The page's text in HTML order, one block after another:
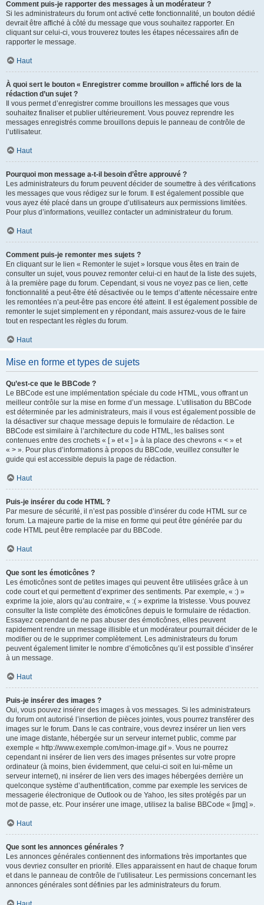
Comment puis-je rapporter des messages à un modérateur ?
Si les administrateurs du forum ont activé cette fonctionnalité, un bouton dédié
devrait être affiché à côté du message que vous souhaitez rapporter. En
cliquant sur celui-ci, vous trouverez toutes les étapes nécessaires afin de
rapporter le message.
Haut
À quoi sert le bouton « Enregistrer comme brouillon » affiché lors de la
rédaction d’un sujet ?
Il vous permet d’enregistrer comme brouillons les messages que vous
souhaitez finaliser et publier ultérieurement. Vous pouvez reprendre les
messages enregistrés comme brouillons depuis le panneau de contrôle de
l’utilisateur.
Haut
Pourquoi mon message a-t-il besoin d’être approuvé ?
Les administrateurs du forum peuvent décider de soumettre à des vérifications
les messages que vous rédigez sur le forum. Il est également possible que
vous ayez été placé dans un groupe d’utilisateurs aux permissions limitées.
Pour plus d’informations, veuillez contacter un administrateur du forum.
Haut
Comment puis-je remonter mes sujets ?
En cliquant sur le lien « Remonter le sujet » lorsque vous êtes en train de
consulter un sujet, vous pouvez remonter celui-ci en haut de la liste des sujets,
à la première page du forum. Cependant, si vous ne voyez pas ce lien, cette
fonctionnalité a peut-être été désactivée ou le temps d’attente nécessaire entre
les remontées n’a peut-être pas encore été atteint. Il est également possible de
remonter le sujet simplement en y répondant, mais assurez-vous de le faire
tout en respectant les règles du forum.
Haut
Mise en forme et types de sujets
Qu’est-ce que le BBCode ?
Le BBCode est une implémentation spéciale du code HTML, vous offrant un
meilleur contrôle sur la mise en forme d’un message. L’utilisation du BBCode
est déterminée par les administrateurs, mais il vous est également possible de
la désactiver sur chaque message depuis le formulaire de rédaction. Le
BBCode est similaire à l’architecture du code HTML, les balises sont
contenues entre des crochets « [ » et « ] » à la place des chevrons « < » et
« > ». Pour plus d’informations à propos du BBCode, veuillez consulter le
guide qui est accessible depuis la page de rédaction.
Haut
Puis-je insérer du code HTML ?
Par mesure de sécurité, il n’est pas possible d’insérer du code HTML sur ce
forum. La majeure partie de la mise en forme qui peut être générée par du
code HTML peut être remplacée par du BBCode.
Haut
Que sont les émoticônes ?
Les émoticônes sont de petites images qui peuvent être utilisées grâce à un
code court et qui permettent d’exprimer des sentiments. Par exemple, « :) »
exprime la joie, alors qu’au contraire, « :( » exprime la tristesse. Vous pouvez
consulter la liste complète des émoticônes depuis le formulaire de rédaction.
Essayez cependant de ne pas abuser des émoticônes, elles peuvent
rapidement rendre un message illisible et un modérateur pourrait décider de le
modifier ou de le supprimer complètement. Les administrateurs du forum
peuvent également limiter le nombre d’émoticônes qu’il est possible d’insérer
à un message.
Haut
Puis-je insérer des images ?
Oui, vous pouvez insérer des images à vos messages. Si les administrateurs
du forum ont autorisé l’insertion de pièces jointes, vous pourrez transférer des
images sur le forum. Dans le cas contraire, vous devrez insérer un lien vers
une image distante, hébergée sur un serveur internet public, comme par
exemple « http://www.exemple.com/mon-image.gif ». Vous ne pourrez
cependant ni insérer de lien vers des images présentes sur votre propre
ordinateur (à moins, bien évidemment, que celui-ci soit en lui-même un
serveur internet), ni insérer de lien vers des images hébergées derrière un
quelconque système d’authentification, comme par exemple les services de
messagerie électronique de Outlook ou de Yahoo, les sites protégés par un
mot de passe, etc. Pour insérer une image, utilisez la balise BBCode « [img] ».
Haut
Que sont les annonces générales ?
Les annonces générales contiennent des informations très importantes que
vous devriez consulter en priorité. Elles apparaissent en haut de chaque forum
et dans le panneau de contrôle de l’utilisateur. Les permissions concernant les
annonces générales sont définies par les administrateurs du forum.